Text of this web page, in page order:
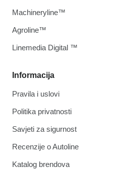
Informacija
Pravila i uslovi
Politika privatnosti
Savjeti za sigurnost
Recenzije o Autoline
Katalog brendova
Machineryline™
Agroline™
Linemedia Digital ™